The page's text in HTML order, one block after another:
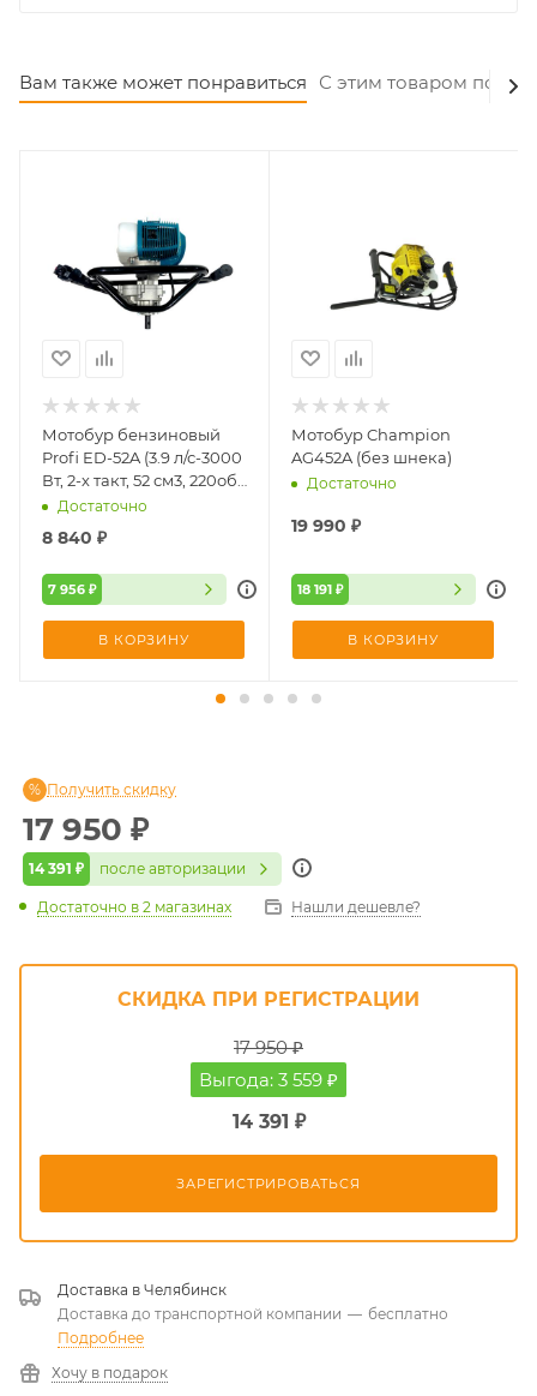
Вам также может понравиться С этим товаром
Мотобур бензиновый
Profi ED-52A (3.9 л/с-3000
Вт, 2-х такт, 52 см3, 220об/
мин, 20мм, бак 0,8л)
Достаточно
8 840 ₽
7 956 ₽
В КОРЗИНУ
Мотобур Champion
AG452A (без шнека)
Достаточно
19 990 ₽
18 191 ₽
В КОРЗИНУ
17 950 ₽
14 391 ₽ после авторизации
Получить скидку
Достаточно в 2 магазинах Нашли дешевле?
СКИДКА ПРИ РЕГИСТРАЦИИ
17 950 ₽
Выгода: 3 559 ₽
14 391 ₽
ЗАРЕГИСТРИРОВАТЬСЯ
Доставка в Челябинск
Доставка до транспортной компании — бесплатно
Подробнее
Хочу в подарок